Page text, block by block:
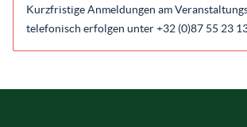
Kurzfristige Anmeldungen am
telefonisch erfolgen unter +32 (0)87 55 23